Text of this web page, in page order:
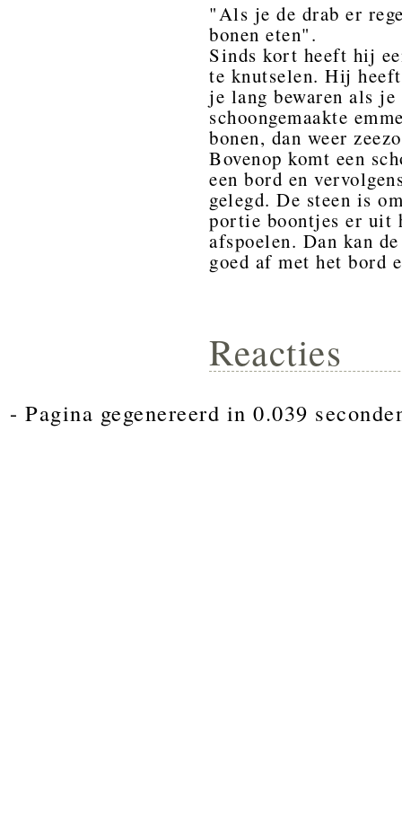
"Als je de drab er
bonen eten".
Sinds kort heeft hij
te knutselen. Hij
je lang bewaren als
schoongemaakte
bonen, dan weer
Bovenop komt een
een bord en
gelegd. De steen is
portie boontjes er uit
afspoelen. Dan kan
goed af met het bord
Reacties
- Pagina gegenereerd in 0.039